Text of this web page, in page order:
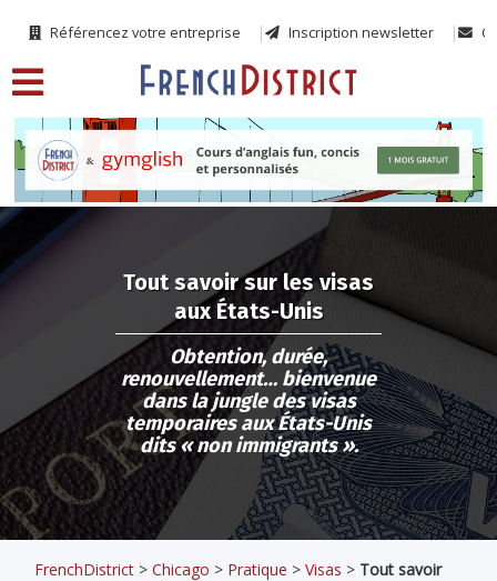
Référencez votre entreprise Inscription newsletter
Tout savoir sur les visas
aux États-Unis
Obtention, durée,
renouvellement… bienvenue
dans la jungle des visas
temporaires aux États-Unis
dits « non immigrants ».
FrenchDistrict >Chicago > Pratique >Visas > Tout savoir